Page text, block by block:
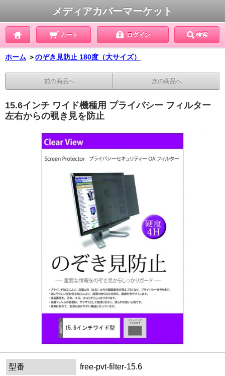
メディアカバーマーケット
カート ログイン 検索
ホーム ＞のぞき見防止 180度（大サイズ）
前の商品へ 次の商品へ
15.6インチ ワイド機種用 プライバシー フィルター
左右からの覗き見を防止
型番
free-pvt-filter-15.6